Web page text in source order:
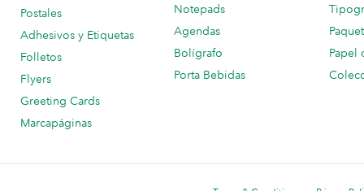
Postales
Adhesivos y Etiquetas
Folletos
Flyers
Greeting Cards
Marcapáginas
Notepads
Agendas
Bolígrafo
Porta Bebidas
Papel